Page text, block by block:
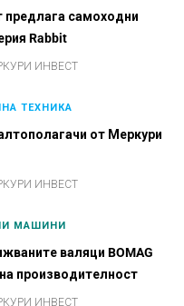
предлага самоходни
Rabbit
ИНВЕСТ
ТЕХНИКА
от Меркури
ИНВЕСТ
МАШИНИ
валяци BOMAG
производителност
ИНВЕСТ